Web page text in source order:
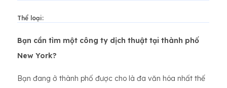
Thể loại:
Bạn cần tìm một công ty dịch thuật tại thành phố
New York?
Bạn đang ở thành phố được cho là đa văn hóa nhất thế